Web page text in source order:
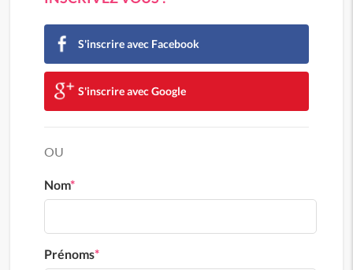
S'inscrire avec Facebook
S'inscrire avec Google
OU
Nom*
Prénoms*